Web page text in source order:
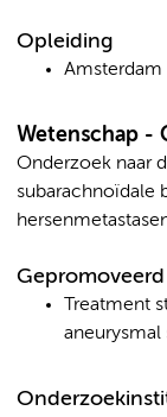
Opleiding
Amsterdam
Wetenschap -
Onderzoek naar
subarachnoïdale
Treatment
aneurysmal